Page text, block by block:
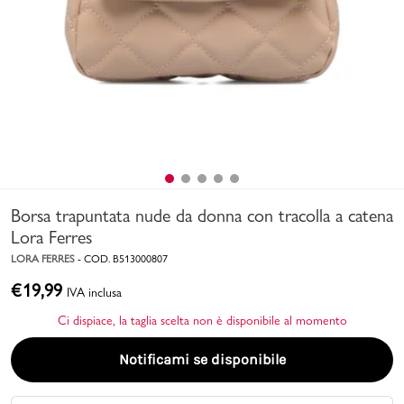
Bambino
Accedi | Registrati
Borsa trapuntata nude da donna con tracolla a catena
Lora Ferres
LORA FERRES - COD. B513000807
€19,99 IVA inclusa
Ci dispiace, la taglia scelta non è disponibile al momento
Notificami se disponibile